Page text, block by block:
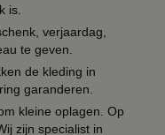
is.
verjaardag,
te geven.
de kleding in
garanderen.
kleine oplagen. Op
zijn specialist in